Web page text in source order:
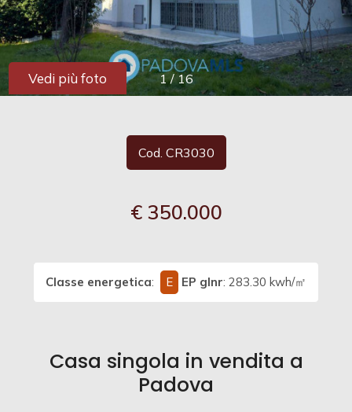
1 / 16
Vedi più foto
Cod. CR3030
€ 350.000
Classe energetica: E EP glnr: 283.30 kwh/㎡
Casa singola in vendita a
Padova
Provincia
Comune